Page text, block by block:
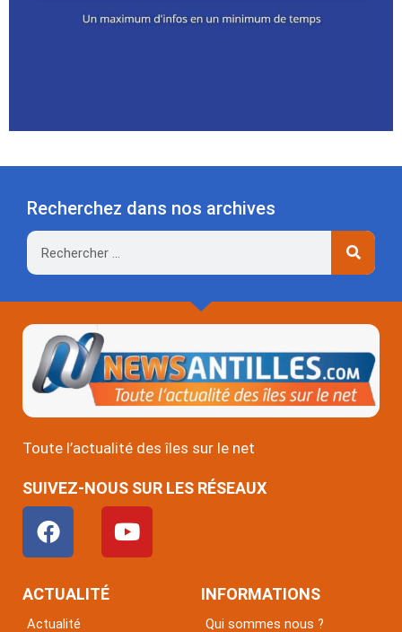
Recherchez dans nos archives
Rechercher
Toute l’actualité des îles sur le net
SUIVEZ-NOUS SUR LES RÉSEAUX
F
a
c
e
Y
o
u
ACTUALITÉ
Actualité
INFORMATIONS
Qui sommes nous ?